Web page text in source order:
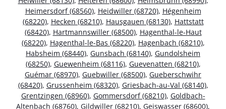
Heimersdorf (68560), Heidwiller (68720), Hégenheim
(68220), Hecken (68210), Hausgauen (68130), Hattstatt
(68420), Hartmannswiller (68500), Hagenthal-le-Haut
(68220), Hagenthal-le-Bas (68220), Hagenbach (68210),
Habsheim (68440), Gunsbach (68140), Gundolsheim
(68250), Guewenheim (68116), Guevenatten (68210),
Guémar (68970), Guebwiller (68500), Gueberschwihr
(68420), Grussenheim (68320), Griesbach-au-Val (68140),
Grentzingen (68960), Gommersdorf (68210), Goldbach-
Altenbach (68760), Gildwiller (68210), Geiswasser (68600),